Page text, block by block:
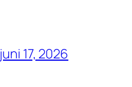
juni 17, 2026